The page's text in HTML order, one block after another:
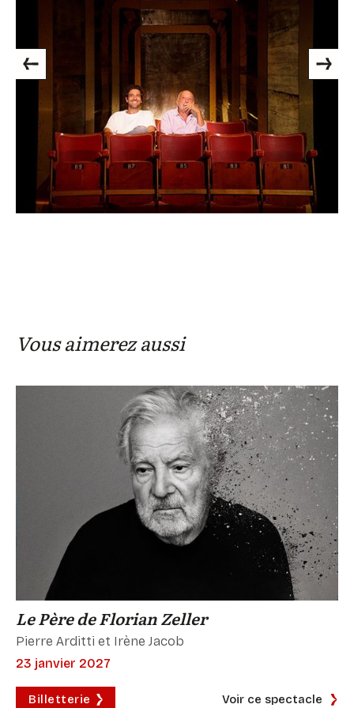
Previous Next
Vous aimerez aussi
Le Père de Florian Zeller
Pierre Arditti et Irène Jacob
23 janvier 2027
Billetterie Voir ce spectacle